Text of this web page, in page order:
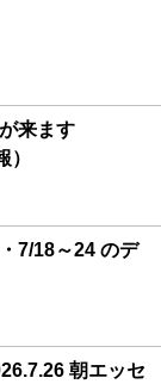
来ます
7/18～24 のデ
朝エッセ